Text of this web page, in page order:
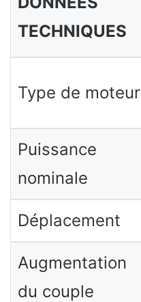
TECHNIQUES
Type de moteur
Puissance
nominale
Déplacement
Augmentation
du couple